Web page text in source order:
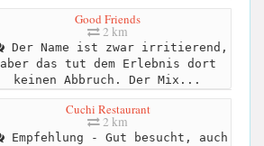
Good Friends
2 km
Der Name ist zwar irritierend,
aber das tut dem Erlebnis dort
keinen Abbruch. Der Mix...
Cuchi Restaurant
2 km
Empfehlung - Gut besucht, auch